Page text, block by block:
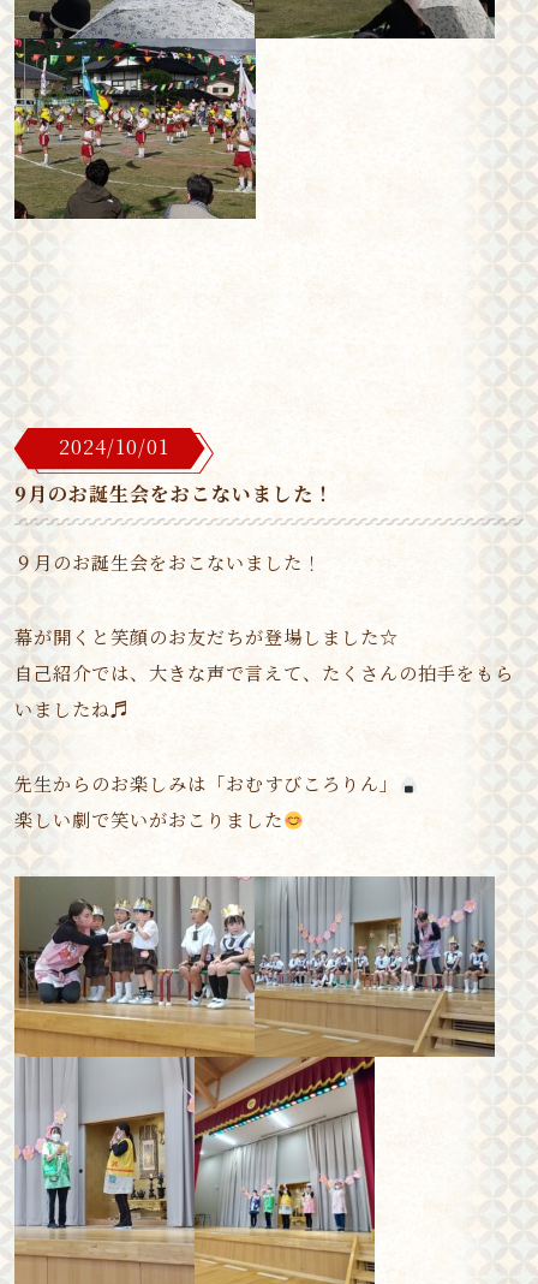
2024/10/01
9月のお誕生会をおこないました！
９月のお誕生会をおこないました！
幕が開くと笑顔のお友だちが登場しました☆
自己紹介では、大きな声で言えて、たくさんの拍手をもら
いましたね♬
先生からのお楽しみは「おむすびころりん」
楽しい劇で笑いがおこりました